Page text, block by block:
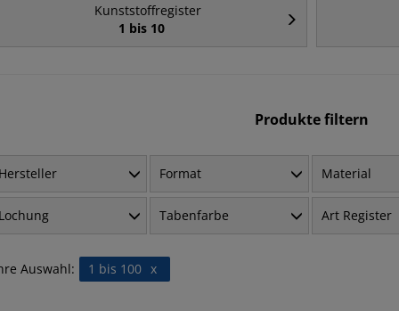
Kunststoffregister
1 bis 10
Produkte filtern
Format Material
Tabenfarbe Art Register
Auswahl: x
1 bis 100